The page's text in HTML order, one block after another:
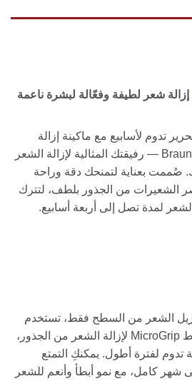
إزالة شعر لطيفة وفعّالة لبشرة ناعمة
تدوم لأسابيع مع ماكينة إزالة
الشعر Braun Silk-épil 3 3-000 — رفيقتك المثالية لإزالة الشعر
صُممت بعناية لتمنحك دقة وراحة
الشعيرات من الجذور بلطف، لتترك
لمدة تصل إلى أربعة أسابيع.
الشعر من السطح فقط، تستخدم
سيلك إبيل 3 نظام 20 ملقط MicroGrip لإزالة الشعر من الجذور،
تدوم لفترة أطول. يمكنكِ التمتع
شهر كامل، مع نمو أبطأ وأنعم للشعر